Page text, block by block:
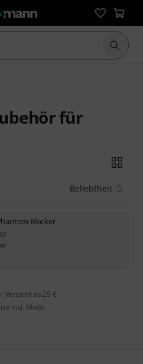
Suche
für
Beliebtheit
Blocker
53
Versand ab 29 €
inkl. MwSt.